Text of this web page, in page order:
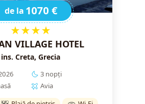
de la 1070 €
★★★★
VILLAGE HOTEL
ins. Creta, Grecia
3 nopți
Avia